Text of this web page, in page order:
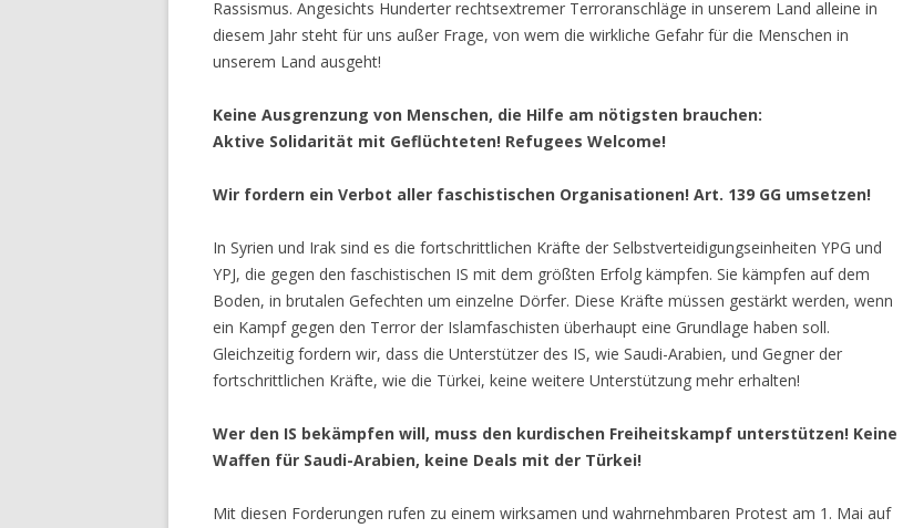
Rassismus. Angesichts Hunderter rechtsextremer Terroranschläge in unserem Land alleine in
diesem Jahr steht für uns außer Frage, von wem die wirkliche Gefahr für die Menschen in
unserem Land ausgeht!
Keine Ausgrenzung von Menschen, die Hilfe am nötigsten brauchen:
Aktive Solidarität mit Geflüchteten! Refugees Welcome!
Wir fordern ein Verbot aller faschistischen Organisationen! Art. 139 GG umsetzen!
In Syrien und Irak sind es die fortschrittlichen Kräfte der Selbstverteidigungseinheiten YPG und
YPJ, die gegen den faschistischen IS mit dem größten Erfolg kämpfen. Sie kämpfen auf dem
Boden, in brutalen Gefechten um einzelne Dörfer. Diese Kräfte müssen gestärkt werden, wenn
ein Kampf gegen den Terror der Islamfaschisten überhaupt eine Grundlage haben soll.
Gleichzeitig fordern wir, dass die Unterstützer des IS, wie Saudi-Arabien, und Gegner der
fortschrittlichen Kräfte, wie die Türkei, keine weitere Unterstützung mehr erhalten!
Wer den IS bekämpfen will, muss den kurdischen Freiheitskampf unterstützen! Keine
Waffen für Saudi-Arabien, keine Deals mit der Türkei!
Mit diesen Forderungen rufen zu einem wirksamen und wahrnehmbaren Protest am 1. Mai auf